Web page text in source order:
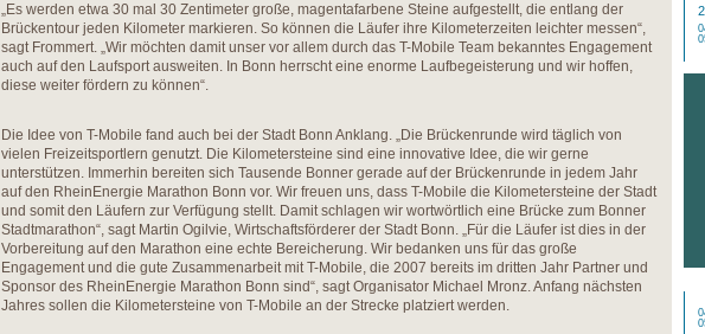
„Es werden etwa 30 mal 30 Zentimeter große, magentafarbene Steine aufgestellt, die entlang der
Brückentour jeden Kilometer markieren. So können die Läufer ihre Kilometerzeiten leichter messen“,
sagt Frommert. „Wir möchten damit unser vor allem durch das T-Mobile Team bekanntes Engagement
auch auf den Laufsport ausweiten. In Bonn herrscht eine enorme Laufbegeisterung und wir hoffen,
diese weiter fördern zu können“.
Die Idee von T-Mobile fand auch bei der Stadt Bonn Anklang. „Die Brückenrunde wird täglich von
vielen Freizeitsportlern genutzt. Die Kilometersteine sind eine innovative Idee, die wir gerne
unterstützen. Immerhin bereiten sich Tausende Bonner gerade auf der Brückenrunde in jedem Jahr
auf den RheinEnergie Marathon Bonn vor. Wir freuen uns, dass T-Mobile die Kilometersteine der Stadt
und somit den Läufern zur Verfügung stellt. Damit schlagen wir wortwörtlich eine Brücke zum Bonner
Stadtmarathon“, sagt Martin Ogilvie, Wirtschaftsförderer der Stadt Bonn. „Für die Läufer ist dies in der
Vorbereitung auf den Marathon eine echte Bereicherung. Wir bedanken uns für das große
Engagement und die gute Zusammenarbeit mit T-Mobile, die 2007 bereits im dritten Jahr Partner und
Sponsor des RheinEnergie Marathon Bonn sind“, sagt Organisator Michael Mronz. Anfang nächsten
Jahres sollen die Kilometersteine von T-Mobile an der Strecke platziert werden.